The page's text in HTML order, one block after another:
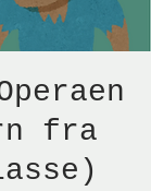
fra